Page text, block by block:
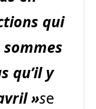
qui
qu’il y
»se